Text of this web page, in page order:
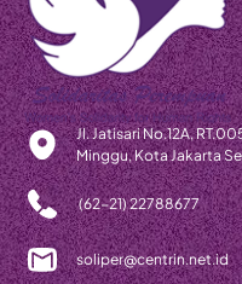
Jl. Jatisari No.12A,
Minggu, Kota Jakarta
(62-21) 22788677
soliper@centrin.net.id